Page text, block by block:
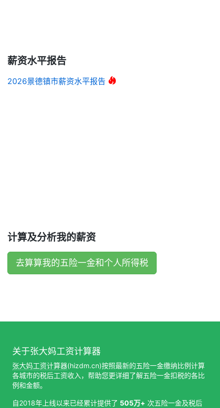
薪资水平报告
2026景德镇市薪资水平报告
计算及分析我的薪资
去算算我的五险一金和个人所得税
关于张大妈工资计算器
张大妈工资计算器(hizdm.cn)按照最新的五险一金缴纳比例计算
各城市的税后工资收入，帮助您更详细了解五险一金扣税的各比
例和金额。
自2018年上线以来已经累计提供了 505万+ 次五险一金及税后